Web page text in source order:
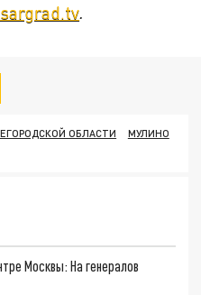
.
ОБЛАСТИ
МУЛИНО
Москвы: На генералов